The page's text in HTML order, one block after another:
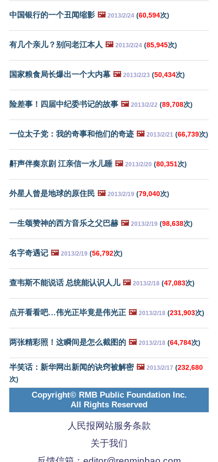
中国银行的一个丑闻缩影 🖼️ 2013/2/24 (60,594次)
有几个亲儿？别问老江本人 🖼️ 2013/2/24 (85,945次)
国家粮食局长爆出一个大内幕 🖼️ 2013/2/23 (50,434次)
险差事！四届中纪委书记的故事 🖼️ 2013/2/22 (89,708次)
一位太子党：我的奇事和他们的奇迹 🖼️ 2013/2/21 (66,739次)
鼾声伴奏京剧 江亲信一水儿睡 🖼️ 2013/2/20 (80,351次)
外星人曾是地球的原住民 🖼️ 2013/2/19 (79,040次)
一生颂赞神的西方音乐之父巴赫 🖼️ 2013/2/19 (98,638次)
名字奇遇记 🖼️ 2013/2/19 (56,792次)
查韦斯不能说话 总统能认识人儿 🖼️ 2013/2/18 (47,083次)
点开看看吧…伟光正毕竟是伟光正 🖼️ 2013/2/18 (231,903次)
两张精彩照！这瞬间是怎么截图的 🖼️ 2013/2/18 (64,784次)
半笑话：新华网出新闻的诀窍被解密 🖼️ 2013/2/17 (232,680
次)
Copyright© RMB Public Foundation Inc.
All Rights Reserved
人民报网站服务条款
关于我们